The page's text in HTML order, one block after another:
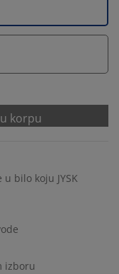
korpu
bilo koju JYSK
izboru